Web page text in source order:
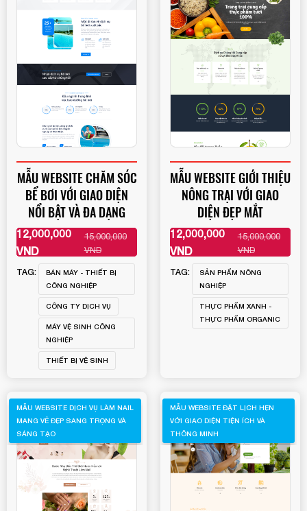
MẪU WEBSITE CHĂM SÓC
BỂ BƠI VỚI GIAO DIỆN
NỔI BẬT VÀ ĐA DẠNG
12,000,000
VND
15,000,000
VND
XEM THÊM
TAG:
BÁN MÁY - THIẾT BỊ
CÔNG NGHIỆP
CÔNG TY DỊCH VỤ
MÁY VỆ SINH CÔNG
NGHIỆP
THIẾT BỊ VỆ SINH
MẪU WEBSITE GIỚI THIỆU
NÔNG TRẠI VỚI GIAO
DIỆN ĐẸP MẮT
12,000,000
VND
15,000,000
VND
XEM THÊM
TAG:
SẢN PHẨM NÔNG
NGHIỆP
THỰC PHẨM XANH -
THỰC PHẨM ORGANIC
MẪU WEBSITE DỊCH VỤ LÀM NAIL
MANG VẺ ĐẸP SANG TRỌNG VÀ
SÁNG TẠO
MẪU WEBSITE ĐẶT LỊCH HẸN
VỚI GIAO DIỆN TIỆN ÍCH VÀ
THÔNG MINH
Quý khách vui lòng đăng nhập vào hệ thống quản lý